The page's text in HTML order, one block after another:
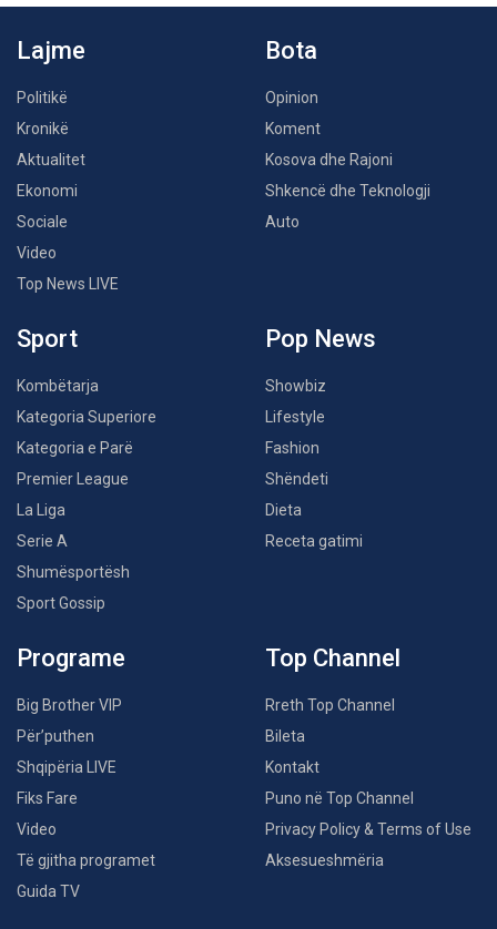
Lajme
Politikë
Kronikë
Aktualitet
Ekonomi
Sociale
Video
Top News LIVE
Bota
Opinion
Koment
Kosova dhe Rajoni
Shkencë dhe Teknologji
Auto
Sport
Kombëtarja
Kategoria Superiore
Kategoria e Parë
Premier League
La Liga
Serie A
Shumësportësh
Sport Gossip
Pop News
Showbiz
Lifestyle
Fashion
Shëndeti
Dieta
Receta gatimi
Programe
Big Brother VIP
Për’puthen
Shqipëria LIVE
Fiks Fare
Video
Të gjitha programet
Guida TV
Top Channel
Rreth Top Channel
Bileta
Kontakt
Puno në Top Channel
Privacy Policy & Terms of Use
Aksesueshmëria